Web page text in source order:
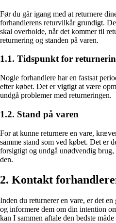
Før du går igang med at returnere
forhandlerens returvilkår grundigt.
skal overholde, når det kommer til
returnering og standen på varen.
1.1. Tidspunkt for
Nogle forhandlere har en fastsat
efter købet. Det er vigtigt at være
undgå problemer med returneringen.
1.2. Stand på varen
For at kunne returnere en vare,
samme stand som ved købet. Det er
forsigtigt og undgå unødvendig
den.
2. Kontakt
Inden du returnerer en vare, er det
og informere dem om din intention
kan I sammen aftale den bedste